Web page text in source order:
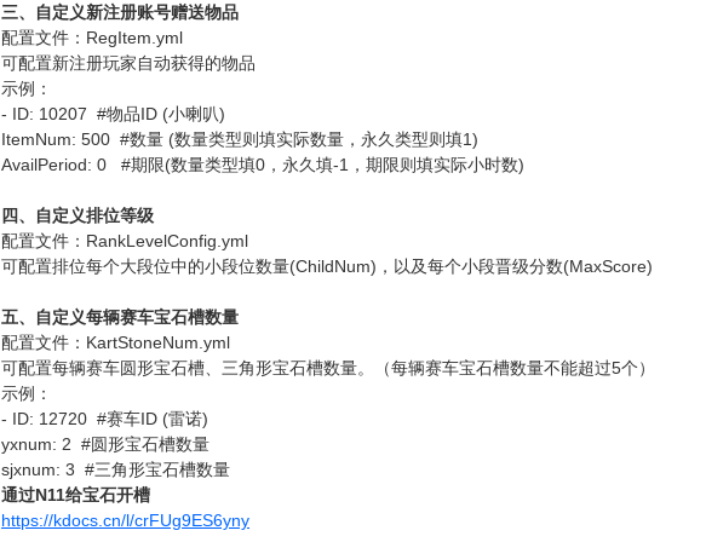
三、自定义新注册账号赠送物品
配置文件：RegItem.yml
可配置新注册玩家自动获得的物品
示例：
- ID: 10207 #物品ID (小喇叭)
ItemNum: 500 #数量 (数量类型则填实际数量，永久类型则填1)
AvailPeriod: 0 #期限(数量类型填0，永久填-1，期限则填实际小时数)
四、自定义排位等级
配置文件：RankLevelConfig.yml
可配置排位每个大段位中的小段位数量(ChildNum)，以及每个小段晋级分数(MaxScore)
五、自定义每辆赛车宝石槽数量
配置文件：KartStoneNum.yml
可配置每辆赛车圆形宝石槽、三角形宝石槽数量。（每辆赛车宝石槽数量不能超过5个）
示例：
- ID: 12720 #赛车ID (雷诺)
yxnum: 2 #圆形宝石槽数量
sjxnum: 3 #三角形宝石槽数量
通过N11给宝石开槽
https://kdocs.cn/l/crFUg9ES6yny